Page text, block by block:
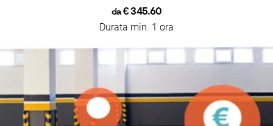
da€ 345.60
Durata min. 1 ora